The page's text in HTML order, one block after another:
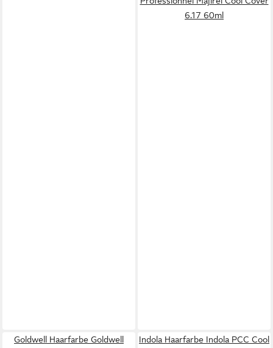
6.17 60ml
Goldwell Haarfarbe Goldwell
Indola Haarfarbe Indola PCC Cool